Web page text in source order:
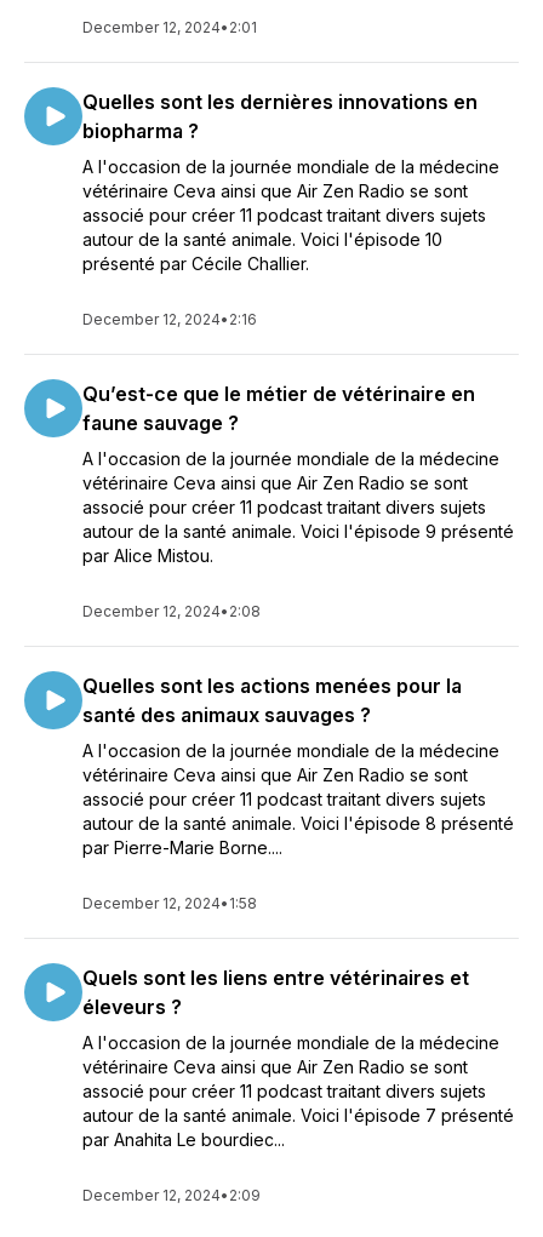
December 12, 2024• 2:01
Quelles sont les dernières innovations en
biopharma ?
A l'occasion de la journée mondiale de la médecine
vétérinaire Ceva ainsi que Air Zen Radio se sont
associé pour créer 11 podcast traitant divers sujets
autour de la santé animale. Voici l'épisode 10
présenté par Cécile Challier.
December 12, 2024• 2:16
Qu’est-ce que le métier de vétérinaire en
faune sauvage ?
A l'occasion de la journée mondiale de la médecine
vétérinaire Ceva ainsi que Air Zen Radio se sont
associé pour créer 11 podcast traitant divers sujets
autour de la santé animale. Voici l'épisode 9 présenté
par Alice Mistou.
December 12, 2024• 2:08
Quelles sont les actions menées pour la
santé des animaux sauvages ?
A l'occasion de la journée mondiale de la médecine
vétérinaire Ceva ainsi que Air Zen Radio se sont
associé pour créer 11 podcast traitant divers sujets
autour de la santé animale. Voici l'épisode 8 présenté
par Pierre-Marie Borne....
December 12, 2024• 1:58
Quels sont les liens entre vétérinaires et
éleveurs ?
A l'occasion de la journée mondiale de la médecine
vétérinaire Ceva ainsi que Air Zen Radio se sont
associé pour créer 11 podcast traitant divers sujets
autour de la santé animale. Voici l'épisode 7 présenté
par Anahita Le bourdiec...
December 12, 2024• 2:09